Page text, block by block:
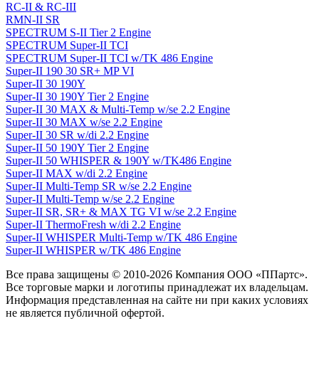
RC-II & RC-III
RMN-II SR
SPECTRUM S-II Tier 2 Engine
SPECTRUM Super-II TCI
SPECTRUM Super-II TCI w/TK 486 Engine
Super-II 190 30 SR+ MP VI
Super-II 30 190Y
Super-II 30 190Y Tier 2 Engine
Super-II 30 MAX & Multi-Temp w/se 2.2 Engine
Super-II 30 MAX w/se 2.2 Engine
Super-II 30 SR w/di 2.2 Engine
Super-II 50 190Y Tier 2 Engine
Super-II 50 WHISPER & 190Y w/TK486 Engine
Super-II MAX w/di 2.2 Engine
Super-II Multi-Temp SR w/se 2.2 Engine
Super-II Multi-Temp w/se 2.2 Engine
Super-II SR, SR+ & MAX TG VI w/se 2.2 Engine
Super-II ThermoFresh w/di 2.2 Engine
Super-II WHISPER Multi-Temp w/TK 486 Engine
Super-II WHISPER w/TK 486 Engine
Все права защищены © 2010-2026 Компания ООО «ППартс».
Все торговые марки и логотипы принадлежат их владельцам.
Информация представленная на сайте ни при каких условиях
не является публичной офертой.